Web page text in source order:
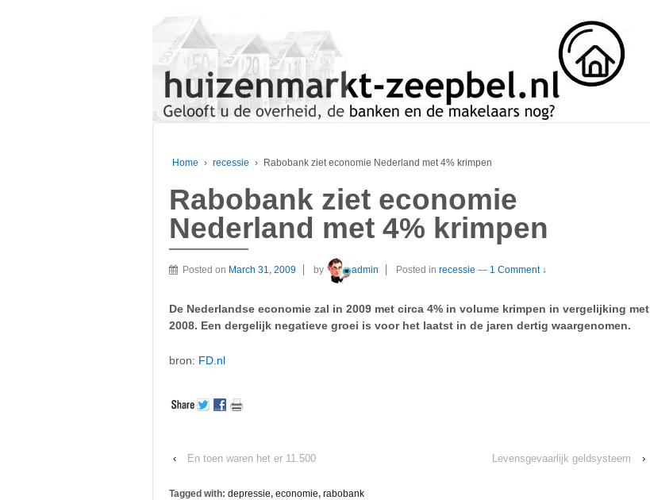
Home › recessie › Rabobank ziet economie Nederland met 4% krimpen
Rabobank ziet economie
Nederland met 4% krimpen
Posted on March 31, 2009 by admin Posted in recessie — 1 Comment ↓
De Nederlandse economie zal in 2009 met circa 4% in volume krimpen in vergelijking met
2008. Een dergelijk negatieve groei is voor het laatst in de jaren dertig waargenomen.
bron: FD.nl
‹ En toen waren het er 11.500 Levensgevaarlijk geldsysteem ›
Tagged with: depressie, economie, rabobank